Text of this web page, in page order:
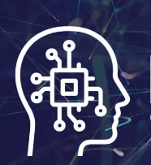
to
content